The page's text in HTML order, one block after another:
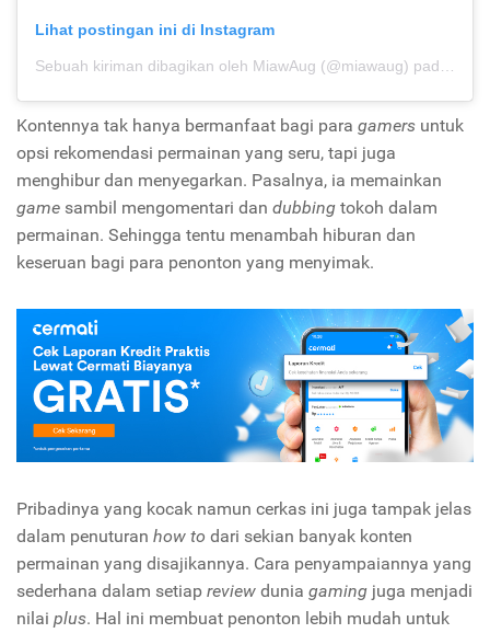
Lihat postingan ini di Instagram
Sebuah kiriman dibagikan oleh MiawAug (@miawaug) pada
Kontennya tak hanya bermanfaat bagi para gamers untuk
opsi rekomendasi permainan yang seru, tapi juga
menghibur dan menyegarkan. Pasalnya, ia memainkan
game sambil mengomentari dan dubbing tokoh dalam
permainan. Sehingga tentu menambah hiburan dan
keseruan bagi para penonton yang menyimak.
Pribadinya yang kocak namun cerkas ini juga tampak jelas
dalam penuturan how to dari sekian banyak konten
permainan yang disajikannya. Cara penyampaiannya yang
sederhana dalam setiap review dunia gaming juga menjadi
nilai plus. Hal ini membuat penonton lebih mudah untuk